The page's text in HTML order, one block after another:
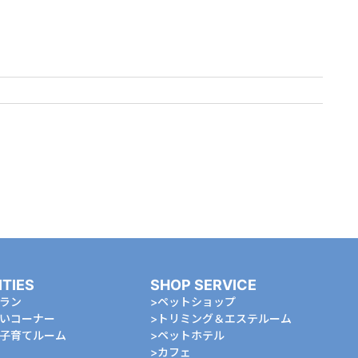
ン
コーナー
育てルーム
SHOP SERVICE
ペットショップ
トリミング＆エステルーム
ペットホテル
カフェ